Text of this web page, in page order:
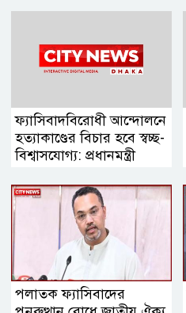
ফ্যাসিবাদবিরোধী আন্দোলনে
হত্যাকাণ্ডের বিচার হবে স্বচ্ছ-
বিশ্বাসযোগ্য: প্রধানমন্ত্রী
পলাতক ফ্যাসিবাদের